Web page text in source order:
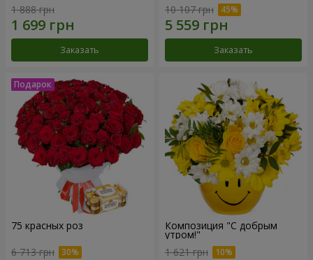
1 888 грн
Заказать
10 107 грн
Заказать
75 красных роз
6 713 грн
Композиция "С добрым
утром!"
1 621 грн